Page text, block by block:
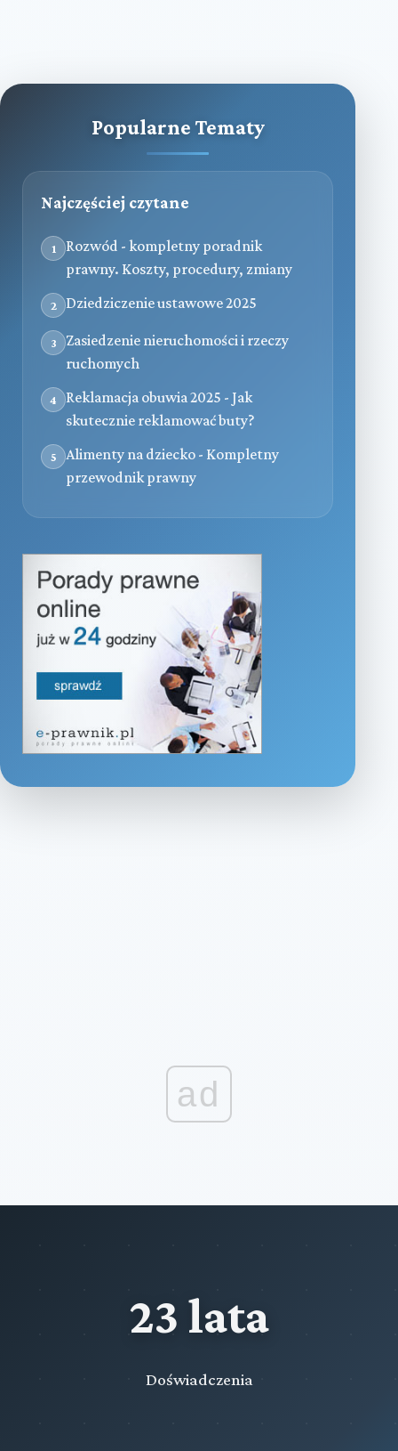
Popularne Tematy
Najczęściej czytane
1
Rozwód - kompletny poradnik
prawny. Koszty, procedury, zmiany
2 Dziedziczenie ustawowe 2025
3
Zasiedzenie nieruchomości i rzeczy
ruchomych
4
Reklamacja obuwia 2025 - Jak
skutecznie reklamować buty?
5
Alimenty na dziecko - Kompletny
przewodnik prawny
ad
23 lata
Doświadczenia